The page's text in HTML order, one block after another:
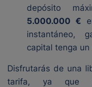
depósito
5.000.000 €
instantáneo,
capital tenga
Disfrutarás de una
tarifa, ya que